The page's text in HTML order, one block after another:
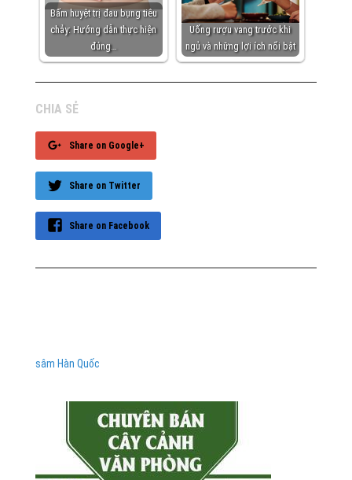
Bấm huyệt trị đau bụng tiêu
chảy: Hướng dẫn thực hiện
đúng…
Uống rượu vang trước khi
ngủ và những lợi ích nổi bật
CHIA SẺ
Share on Google+
Share on Twitter
Share on Facebook
sâm Hàn Quốc